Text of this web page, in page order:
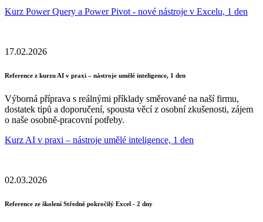
Kurz Power Query a Power Pivot - nové nástroje v Excelu, 1 den
17.02.2026
Reference z kurzu AI v praxi – nástroje umělé inteligence, 1 den
Výborná příprava s reálnými příklady směrované na naší firmu,
dostatek tipů a doporučení, spousta věcí z osobní zkušenosti, zájem
o naše osobně-pracovní potřeby.
Kurz AI v praxi – nástroje umělé inteligence, 1 den
02.03.2026
Reference ze školení Středně pokročilý Excel - 2 dny